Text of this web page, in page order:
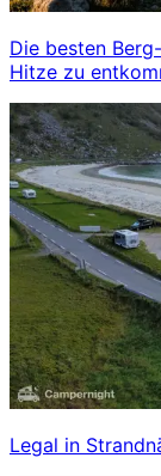
Die besten
Hitze zu
Legal in